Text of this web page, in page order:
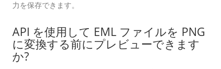
力を保存できます。
API を使用して EML ファイルを PNG
に変換する前にプレビューできます
か?